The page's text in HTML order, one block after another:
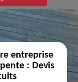
entreprise
: Devis